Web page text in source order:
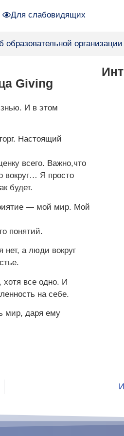
Для слабовидящих
образовательной организации
Giving
И в этом
Настоящий
всего. Важно,что
вокруг… Я просто
будет.
— мой мир. Мой
понятий.
нет, а люди вокруг
хотя все одно. И
на себе.
мир, даря ему